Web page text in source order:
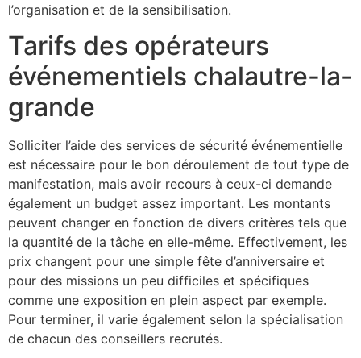
l’organisation et de la sensibilisation.
Tarifs des opérateurs
événementiels chalautre-la-
grande
Solliciter l’aide des services de sécurité événementielle
est nécessaire pour le bon déroulement de tout type de
manifestation, mais avoir recours à ceux-ci demande
également un budget assez important. Les montants
peuvent changer en fonction de divers critères tels que
la quantité de la tâche en elle-même. Effectivement, les
prix changent pour une simple fête d’anniversaire et
pour des missions un peu difficiles et spécifiques
comme une exposition en plein aspect par exemple.
Pour terminer, il varie également selon la spécialisation
de chacun des conseillers recrutés.